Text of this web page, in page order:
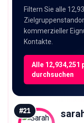
Filtern Sie alle
kommerzieller
Kontakte.
Alle 12,934,251
durchsuchen
#21